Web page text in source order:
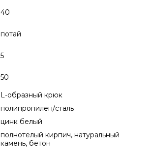
40
потай
5
50
L-образный крюк
полипропилен/сталь
цинк белый
полнотелый кирпич, натуральный
камень, бетон